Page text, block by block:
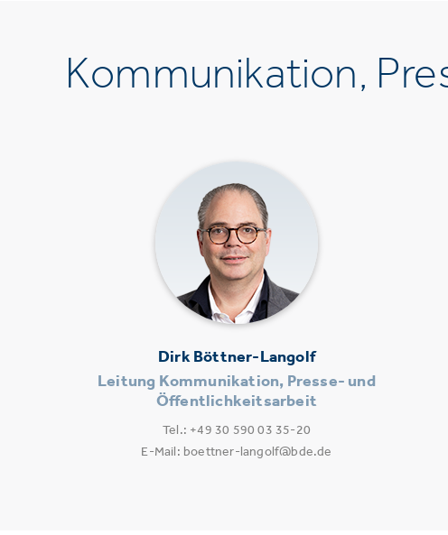
Kommunikation,
Dirk Böttner-Langolf
Leitung Kommunikation, Presse- und
Öffentlichkeitsarbeit
Tel.: +49 30 590 03 35-20
E-Mail: boettner-langolf@bde.de